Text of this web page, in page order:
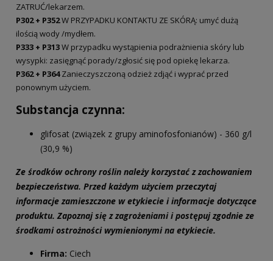
ZATRUĆ/lekarzem.
P302 + P352W PRZYPADKU KONTAKTU ZE SKÓRĄ: umyć dużą
ilością wody /mydłem.
P333 + P313W przypadku wystąpienia podrażnienia skóry lub
wysypki: zasięgnąć porady/zgłosić się pod opiekę lekarza.
P362 + P364Zanieczyszczoną odzież zdjąć i wyprać przed
ponownym użyciem.
Substancja czynna:
glifosat (związek z grupy aminofosfonianów) - 360 g/l
(30,9 %)
Ze środków ochrony roślin należy korzystać z zachowaniem
bezpieczeństwa. Przed każdym użyciem przeczytaj
informacje zamieszczone w etykiecie i informacje dotyczące
produktu. Zapoznaj się z zagrożeniami i postępuj zgodnie ze
środkami ostrożności wymienionymi na etykiecie.
Firma: Ciech